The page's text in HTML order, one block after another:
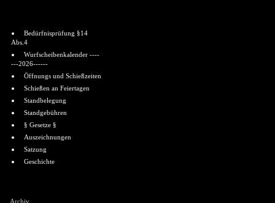
Bedürfnisprüfung §14
Abs.4
Wurfscheibenkalender ----
---2026------
Öffnungs und Schießzeiten
Schießen an Feiertagen
Standbelegung
Standgebühren
§ Gesetze §
Auszeichnungen
Satzung
Geschichte
Archiv